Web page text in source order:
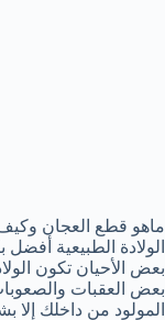
ماهو قطع العجان وكيف
الولادة الطبيعية
بعض الأحيان تكون
بعض العقبات
المولود من داخلك